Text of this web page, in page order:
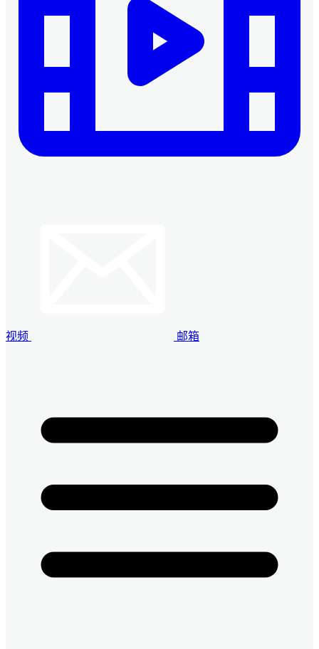
视频 邮箱